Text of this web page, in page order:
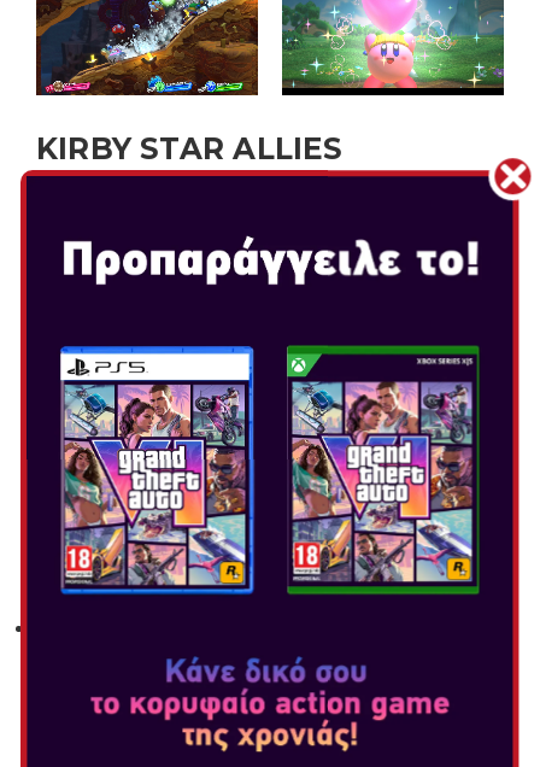
KIRBY STAR ALLIES
Επιλογή Έκδοσης:
ΣΑΣ ΣΤΟ KIRBY STAR ALLIES, ΜΙΑ
ΦΑΝΤΑΣΤΙΚΗ ΠΕΡΙΠΕΤΕΙΑ ΠΛΑΤΦΟΡΜΑΣ
ΓΙΑ ΕΩΣ ΚΑΙ ΤΕΣΣΕΡΙΣ ΠΑΙΚΤΕΣ, ΜΟΝΟ
ΣΤΟ NINTENDO SWITCH.
Μέχρι και ως τέσσερις παίκτες* μπορείτε να ταξιδέψετε
μαζί στην Dream Land, συνδυάζοντας Copy Abilities για
να πραγματοποιήσετε θεαματικές ειδικές κινήσεις ή
ακόμα και να δημιουργήσετε νέες δυνάμεις!
όταν οι Σκοτεινές Καρδιές αρχίζουν να πέφτουν από τον
ουρανό, μετατρέποντας σε σατανικούς όλους όσους
συναντούν. Όταν μια από τις καρδιές χτυπά τον Kirby,
ωστόσο, έχει το αντίθετο αποτέλεσμα! Ο Kirby αποκτά τη